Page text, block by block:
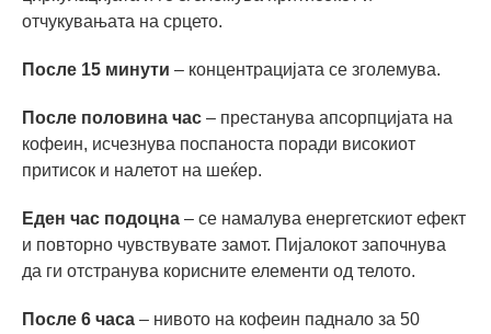
отчукувањата на срцето.
После 15 минути – концентрацијата се зголемува.
После половина час – престанува апсорпцијата на
кофеин, исчезнува поспаноста поради високиот
притисок и налетот на шеќер.
Еден час подоцна – се намалува енергетскиот ефект
и повторно чувствувате замот. Пијалокот започнува
да ги отстранува корисните елементи од телото.
После 6 часа – нивото на кофеин паднало за 50